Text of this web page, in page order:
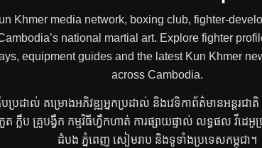
Khmer media network, boxing club, fighter-
national martial art. Explore fighter
equipment guides and the latest Kun Khmer
across Cambodia.
ក្លឹបប្រដាល់ គម្រោងអភិវឌ្ឍអ្នកប្រដាល់ និងវេទិកាព័ត៌មានអន្ត
ត ក្លឹប គ្រូបង្វឹក កម្មវិធីហ្វឹកហាត់ ការផ្សាយផ្ទាល់ លទ្ធផល វីដ
ដំបង ភ្នំពេញ សៀមរាប និងទូទាំងប្រទេសកម្ពុជា។